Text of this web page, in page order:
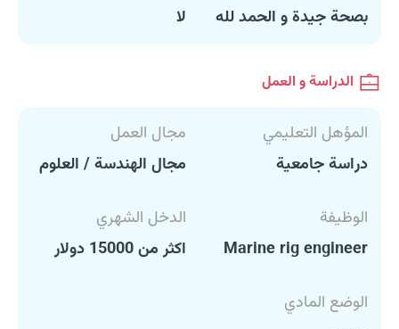
بصحة جيدة و الحمد لله
لا
الدراسة و العمل
المؤهل التعليمي
دراسة جامعية
مجال العمل
مجال الهندسة / العلوم
الوظيفة
Marine rig engineer
الدخل الشهري
اكثر من 15000 دولار
الوضع المادي